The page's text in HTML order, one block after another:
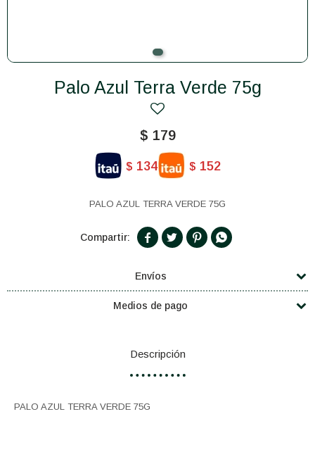
Palo Azul Terra Verde 75g
$ 179
$ 134 $ 152
PALO AZUL TERRA VERDE 75G
   
Envíos
Medios de pago
Descripción
PALO AZUL TERRA VERDE 75G